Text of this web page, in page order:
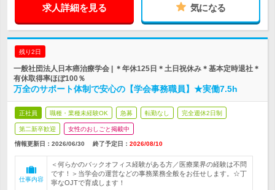
求人詳細を見る 気になる
残り2日
一般社団法人日本癌治療学会 | ＊年休125日＊土日祝休み＊基本定時退社＊
有休取得率ほぼ100％
万全のサポート体制で安心の【学会事務職員】★実働7.5h
正社員 職種・業種未経験OK 急募 転勤なし 完全週休2日制
第二新卒歓迎 女性のおしごと掲載中
情報更新日：2026/06/30 終了予定日： 2026/08/10
仕事内容
＜何らかのバックオフィス経験がある方／医療業界の経験は不問
です！＞当学会の運営などの事務業務全般をお任せします。☆丁
寧なOJTで育成します！